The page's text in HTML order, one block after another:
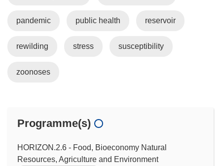
pandemic public health reservoir
rewilding stress susceptibility
zoonoses
Programme(s)
HORIZON.2.6 - Food, Bioeconomy Natural
Resources, Agriculture and Environment